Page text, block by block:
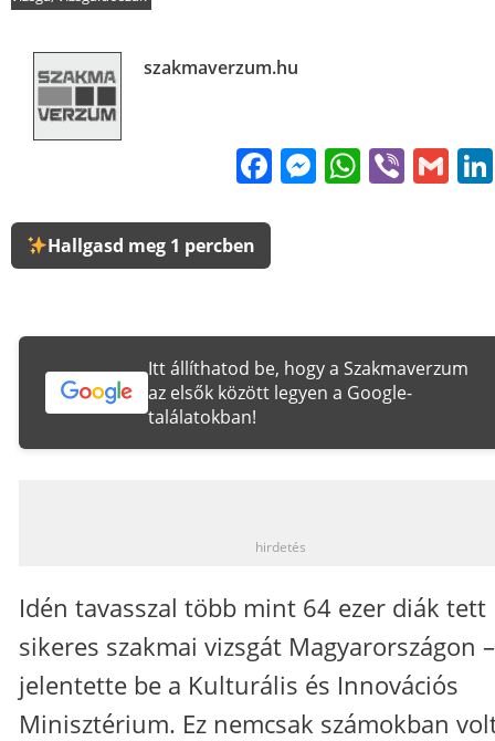
szakmaverzum.hu
FacebookViber
Hallgasd meg 1 percben
Itt állíthatod be, hogy a Szakmaverzum
az elsők között legyen a Google-
találatokban!
hirdetés
Idén tavasszal több mint 64 ezer diák tett
sikeres szakmai vizsgát Magyarországon –
jelentette be a Kulturális és Innovációs
Minisztérium. Ez nemcsak számokban